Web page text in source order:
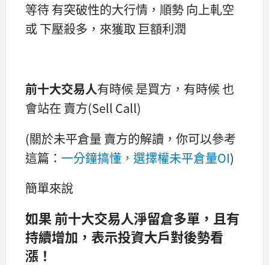
等待 有突破性的大行情，順勢 向上軋空
或 下壓殺多，來獲取 巨額利潤
前十大交易人有時候 是買方，有時候 也
會站在 賣方(Sell Call)
(關於未平倉量 賣方的解讀，你可以參考
這篇： 一分鐘搞懂，選擇權未平倉量OI)
簡單來說
如果 前十大交易人淨留倉多單，且有
持續增加，表示投資大戶對後勢看
漲！